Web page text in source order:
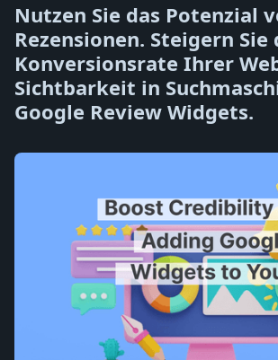
Nutzen Sie das Potenzial
Rezensionen. Steigern Sie
Konversionsrate Ihrer
Sichtbarkeit in
Google Review Widgets.